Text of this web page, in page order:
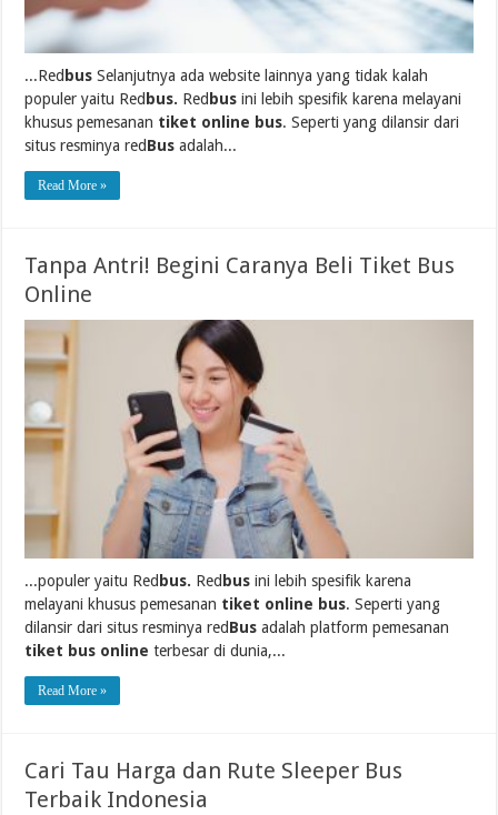
...Red bus Selanjutnya ada website lainnya yang tidak kalah
populer yaitu Red bus. Red bus ini lebih spesifik karena melayani
khusus pemesanan tiket online bus. Seperti yang dilansir dari
situs resminya redBus adalah...
Read More »
Tanpa Antri! Begini Caranya Beli Tiket Bus
Online
...populer yaitu Red bus. Red bus ini lebih spesifik karena
melayani khusus pemesanan tiket online bus. Seperti yang
dilansir dari situs resminya redBus adalah platform pemesanan
tiket bus online terbesar di dunia,...
Read More »
Cari Tau Harga dan Rute Sleeper Bus
Terbaik Indonesia